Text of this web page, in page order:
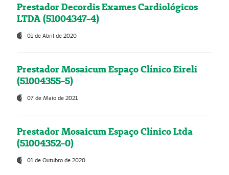
Prestador Decordis Exames Cardiológicos
LTDA (51004347-4)
01 de Abril de 2020
Prestador Mosaicum Espaço Clínico Eireli
(51004355-5)
07 de Maio de 2021
Prestador Mosaicum Espaço Clínico Ltda
(51004352-0)
01 de Outubro de 2020